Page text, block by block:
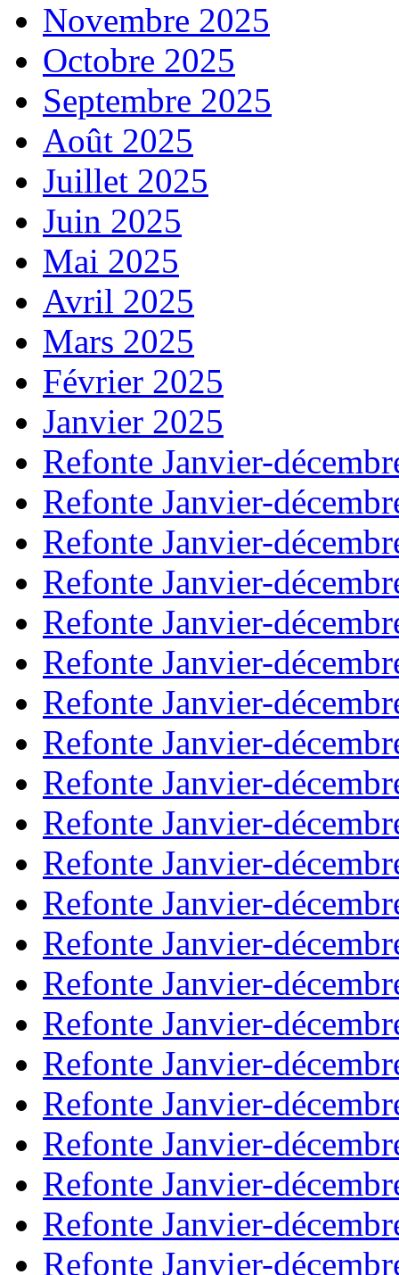
Novembre 2025
Octobre 2025
Septembre 2025
Août 2025
Juillet 2025
Juin 2025
Mai 2025
Avril 2025
Mars 2025
Février 2025
Janvier 2025
Refonte Janvier-
Refonte Janvier-
Refonte Janvier-
Refonte Janvier-
Refonte Janvier-
Refonte Janvier-
Refonte Janvier-
Refonte Janvier-
Refonte Janvier-
Refonte Janvier-
Refonte Janvier-
Refonte Janvier-
Refonte Janvier-
Refonte Janvier-
Refonte Janvier-
Refonte Janvier-
Refonte Janvier-
Refonte Janvier-
Refonte Janvier-
Refonte Janvier-
Refonte Janvier-